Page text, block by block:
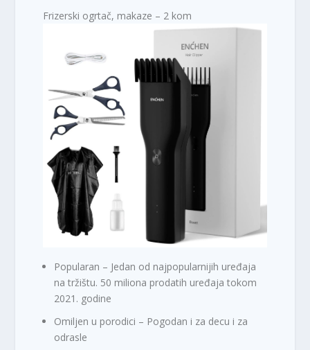
Frizerski ogrtač, makaze – 2 kom
Popularan – Jedan od najpopularnijih uređaja
na tržištu. 50 miliona prodatih uređaja tokom
2021. godine
Omiljen u porodici – Pogodan i za decu i za
odrasle